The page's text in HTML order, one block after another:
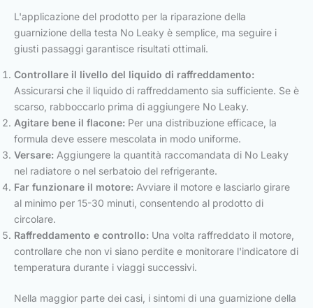
L'applicazione del prodotto per la riparazione della
guarnizione della testa No Leaky è semplice, ma seguire i
giusti passaggi garantisce risultati ottimali.
Controllare il livello del liquido di raffreddamento:
Assicurarsi che il liquido di raffreddamento sia sufficiente. Se è
scarso, rabboccarlo prima di aggiungere No Leaky.
Agitare bene il flacone: Per una distribuzione efficace, la
formula deve essere mescolata in modo uniforme.
Versare: Aggiungere la quantità raccomandata di No Leaky
nel radiatore o nel serbatoio del refrigerante.
Far funzionare il motore: Avviare il motore e lasciarlo girare
al minimo per 15-30 minuti, consentendo al prodotto di
circolare.
Raffreddamento e controllo: Una volta raffreddato il motore,
controllare che non vi siano perdite e monitorare l'indicatore di
temperatura durante i viaggi successivi.
Nella maggior parte dei casi, i sintomi di una guarnizione della